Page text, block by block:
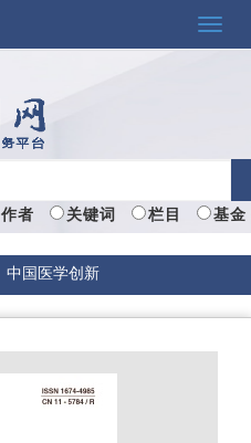
Toggle
作者 关键词 栏目 基金
中国医学创新